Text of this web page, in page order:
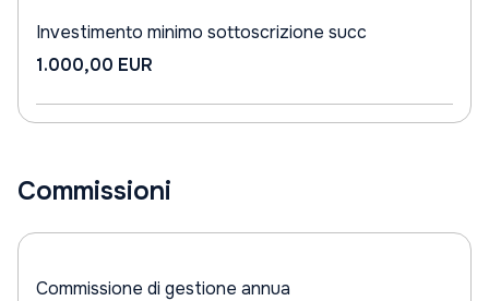
Investimento minimo sottoscrizione succ
1.000,00 EUR
Commissioni
Commissione di gestione annua